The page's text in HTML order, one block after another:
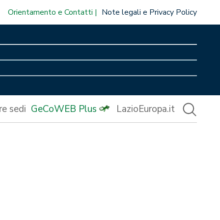
Orientamento e Contatti Note legali e Privacy Policy
sedi GeCoWEB Plus LazioEuropa.it